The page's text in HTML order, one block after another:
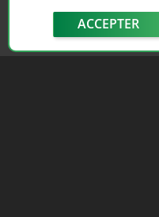
ACCEPTER